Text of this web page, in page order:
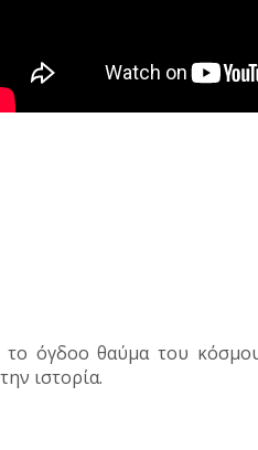
το όγδοο θαύμα του
ιστορία.